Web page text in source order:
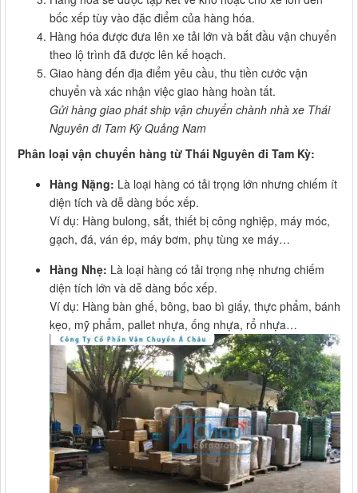
bốc xếp tùy vào đặc điểm của hàng hóa.
Hàng hóa được đưa lên xe tải lớn và bắt đầu vận chuyển
theo lộ trình đã được lên kế hoạch.
Giao hàng đến địa điểm yêu cầu, thu tiền cước vận
chuyển và xác nhận việc giao hàng hoàn tất.
Gửi hàng giao phát ship vận chuyển chành nhà xe Thái
Nguyên đi Tam Kỳ Quảng Nam
Phân loại vận chuyển hàng từ Thái Nguyên đi Tam Kỳ:
Hàng Nặng: Là loại hàng có tải trọng lớn nhưng chiếm ít
diện tích và dễ dàng bốc xếp.
Ví dụ: Hàng bulong, sắt, thiết bị công nghiệp, máy móc,
gạch, đá, ván ép, máy bơm, phụ tùng xe máy…
Hàng Nhẹ: Là loại hàng có tải trọng nhẹ nhưng chiếm
diện tích lớn và dễ dàng bốc xếp.
Ví dụ: Hàng bàn ghế, bông, bao bì giấy, thực phẩm, bánh
kẹo, mỹ phẩm, pallet nhựa, ống nhựa, rổ nhựa…